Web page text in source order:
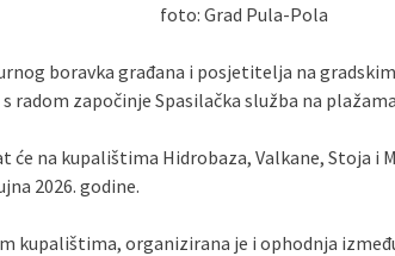
foto: Grad Pula-Pola
boravka građana i posjetitelja na
radom započinje Spasilačka služba na
će na kupalištima Hidrobaza, Valkane, Stoja i
2026. godine.
kupalištima, organizirana je i ophodnja